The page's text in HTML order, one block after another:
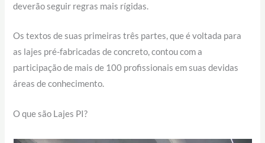
deverão seguir regras mais rígidas.
Os textos de suas primeiras três partes, que é voltada para
as lajes pré-fabricadas de concreto, contou com a
participação de mais de 100 profissionais em suas devidas
áreas de conhecimento.
O que são Lajes PI?